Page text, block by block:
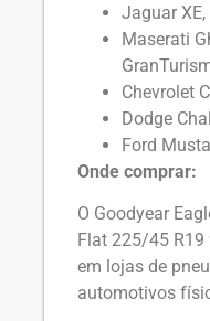
Jaguar XE,
Maserati
Chevrolet
Dodge
Ford
Onde comprar:
O Goodyear
Flat 225/45
em lojas de
automotivos